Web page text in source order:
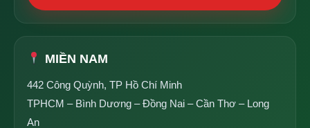
MIỀN NAM
442 Công Quỳnh, TP Hồ Chí Minh
TPHCM – Bình Dương – Đồng Nai – Cần Thơ – Long
An